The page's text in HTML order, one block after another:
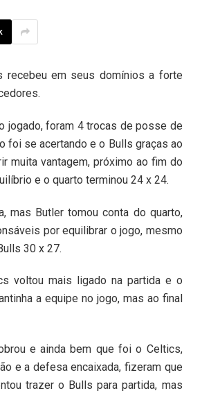
recebeu em seus domínios a forte
jogado, foram 4 trocas de posse de
foi se acertando e o Bulls graças ao
muita vantagem, próximo ao fim do
e o quarto terminou 24 x 24.
mas Butler tomou conta do quarto,
por equilibrar o jogo, mesmo
30 x 27.
voltou mais ligado na partida e o
a equipe no jogo, mas ao final
e ainda bem que foi o Celtics,
e a defesa encaixada, fizeram que
trazer o Bulls para partida, mas